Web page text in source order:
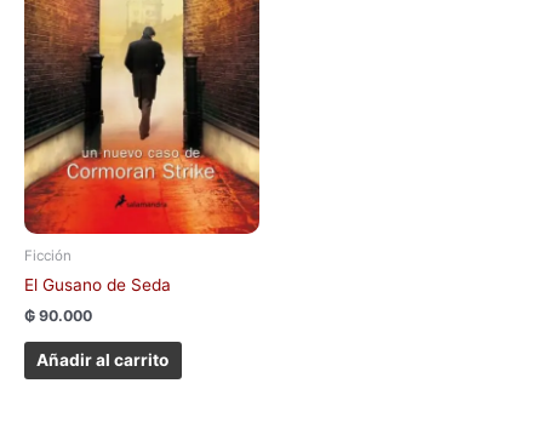
Ficción
El Gusano de Seda
₲ 90.000
Añadir al carrito